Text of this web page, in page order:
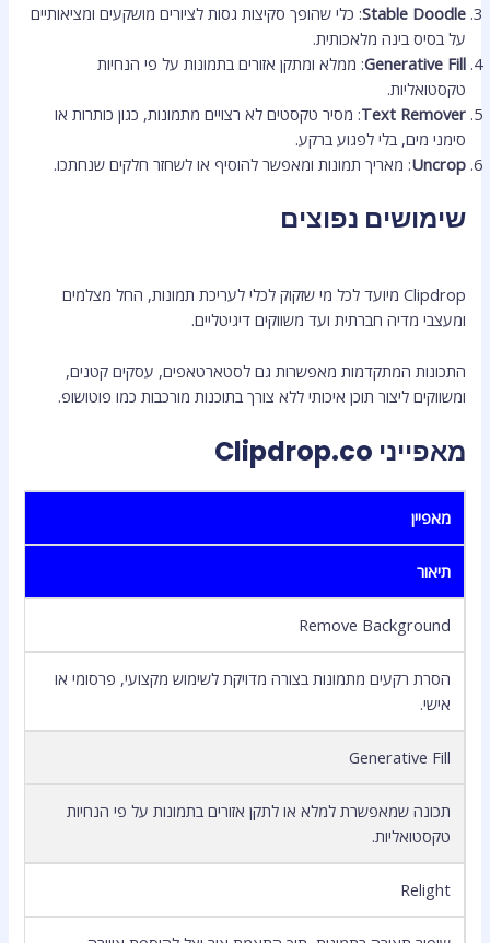
Stable Doodle: כלי שהופך סקיצות גסות לציורים מושקעים ומציאותיים
על בסיס בינה מלאכותית.
Generative Fill: ממלא ומתקן אזורים בתמונות על פי הנחיות
טקסטואליות.
Text Remover: מסיר טקסטים לא רצויים מתמונות, כגון כותרות או
סימני מים, בלי לפגוע ברקע.
Uncrop: מאריך תמונות ומאפשר להוסיף או לשחזר חלקים שנחתכו.
שימושים נפוצים
Clipdrop מיועד לכל מי שזקוק לכלי לעריכת תמונות, החל מצלמים
ומעצבי מדיה חברתית ועד משווקים דיגיטליים.
התכונות המתקדמות מאפשרות גם לסטארטאפים, עסקים קטנים,
ומשווקים ליצור תוכן איכותי ללא צורך בתוכנות מורכבות כמו פוטושופ.
מאפייני Clipdrop.co
מאפיין
תיאור
Remove Background
הסרת רקעים מתמונות בצורה מדויקת לשימוש מקצועי, פרסומי או
אישי.
Generative Fill
תכונה שמאפשרת למלא או לתקן אזורים בתמונות על פי הנחיות
טקסטואליות.
Relight